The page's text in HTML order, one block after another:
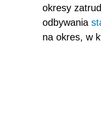
okresy
odbywania
na okres, w